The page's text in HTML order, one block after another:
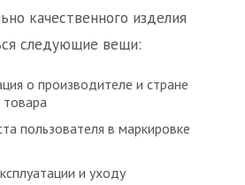
качественного изделия
следующие вещи:
о производителе и стране
пользователя в маркировке
и уходу